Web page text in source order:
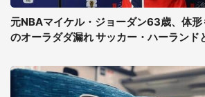
元NBAマイケル・ジョーダン63歳、体
のオーラダダ漏れ サッカー・ハーランド